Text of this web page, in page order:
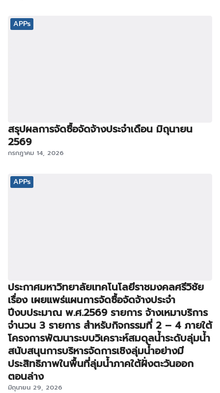
APPs
สรุปผลการจัดซื้อจัดจ้างประจำเดือน มิถุนายน
2569
กรกฎาคม 14, 2026
APPs
ประกาศมหาวิทยาลัยเทคโนโลยีราชมงคลศรีวิชัย
เรื่อง เผยแพร่แผนการจัดซื้อจัดจ้างประจำ
ปีงบประมาณ พ.ศ.2569 รายการ จ้างเหมาบริการ
จำนวน 3 รายการ สำหรับกิจกรรมที่ 2 – 4 ภายใต้
โครงการพัฒนาระบบวิเคราะห์สมดุลน้ำระดับลุ่มน้ำ
สนับสนุนการบริหารจัดการเชิงลุ่มน้ำอย่างมี
ประสิทธิภาพในพื้นที่ลุ่มน้ำภาคใต้ฝั่งตะวันออก
ตอนล่าง
มิถุนายน 29, 2026